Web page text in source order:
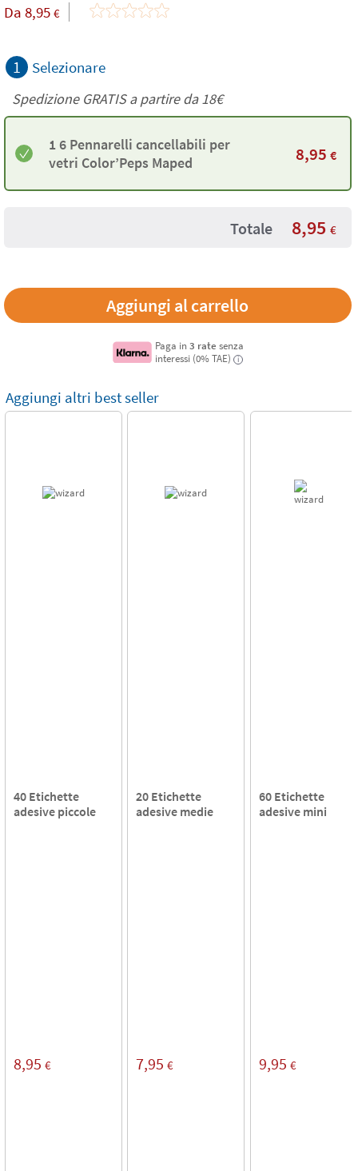
Da 8,95 €
1 Selezionare
Spedizione GRATIS a partire da18€
1 6 Pennarelli cancellabili per
vetri Color’Peps Maped
8,95 €
Totale 8,95 €
Paga in 3 rate senza
interessi (0% TAE)
i
Aggiungi altri best seller
40 Etichette
adesive piccole
8,95 €
20 Etichette
adesive medie
7,95 €
60 Etichette
adesive mini
9,95 €